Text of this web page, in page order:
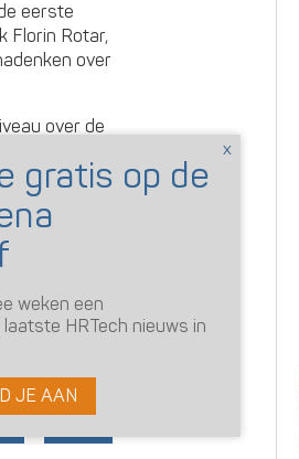
eerste
Florin Rotar,
over
over de
hebben,
de
de
weken een
HRTech nieuws in
JE AAN